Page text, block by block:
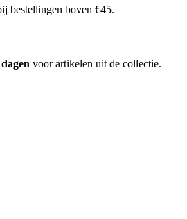
bestellingen boven €45.
voor artikelen uit de collectie.